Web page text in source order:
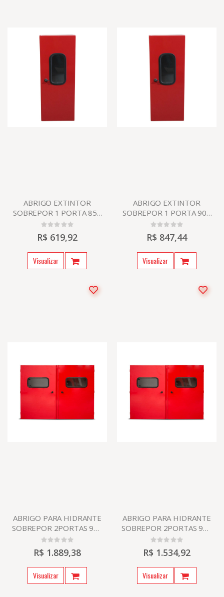
ABRIGO EXTINTOR
SOBREPOR 1 PORTA 850
X 400 X 300
R$ 619,92
Visualizar
ABRIGO EXTINTOR
SOBREPOR 1 PORTA 900
X 600 X 300
R$ 847,44
Visualizar
ABRIGO PARA HIDRANTE
SOBREPOR 2PORTAS 900
X 1200 X 170 COM 4
SUPORTES PARA
MANGUEIRAS.
R$ 1.889,38
Visualizar
ABRIGO PARA HIDRANTE
SOBREPOR 2PORTAS 900
X 1200 X 300
R$ 1.534,92
Visualizar